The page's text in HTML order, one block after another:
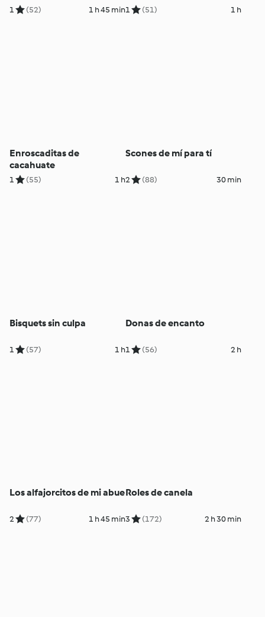
1 (52) 1 h 45 min1 (51) 1 h
Enroscaditas de
cacahuate
1 (55) 1 h
Scones de mí para tí
2 (88) 30 min
Bisquets sin culpa
1 (57) 1 h
Donas de encanto
1 (56) 2 h
Los alfajorcitos de mi abue
2 (77) 1 h 45 min
Roles de canela
3 (172) 2 h 30 min